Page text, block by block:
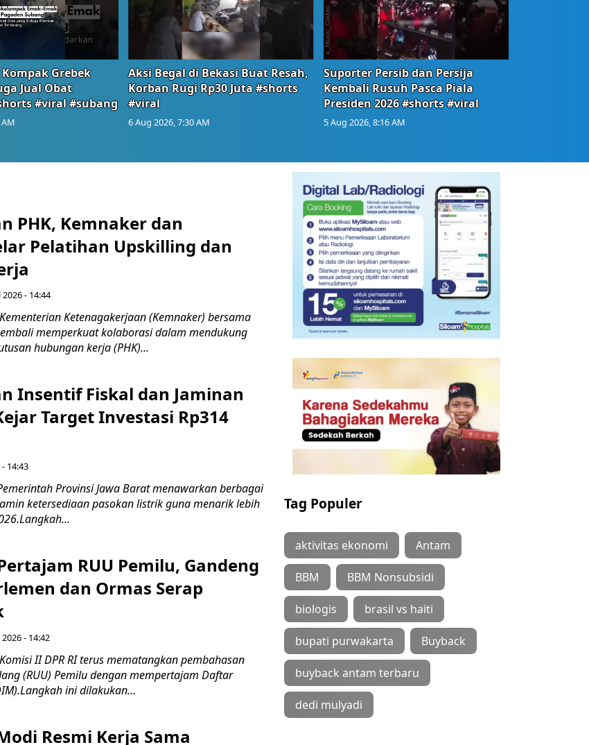
Grebek
Jual Obat
#viral #subang
Aksi Begal di Bekasi Buat Resah,
Korban Rugi Rp30 Juta #shorts
#viral
6 Aug 2026, 7:30 AM
Suporter Persib dan Persija
Kembali Rusuh Pasca Piala
Presiden 2026 #shorts #viral
5 Aug 2026, 8:16 AM
PHK, Kemnaker dan
Pelatihan Upskilling dan
2026 - 14:44
Kementerian Ketenagakerjaan (Kemnaker) bersama
memperkuat kolaborasi dalam mendukung
hubungan kerja (PHK)...
Insentif Fiskal dan Jaminan
Target Investasi Rp314
14:43
Pemerintah Provinsi Jawa Barat menawarkan berbagai
ketersediaan pasokan listrik guna menarik lebih
RUU Pemilu, Gandeng
dan Ormas Serap
- 14:42
Komisi II DPR RI terus mematangkan pembahasan
(RUU) Pemilu dengan mempertajam Daftar
ini dilakukan...
Resmi Kerja Sama
Tag Populer
aktivitas ekonomi Antam
BBM BBM Nonsubsidi
biologis brasil vs haiti
bupati purwakarta Buyback
buyback antam terbaru
dedi mulyadi